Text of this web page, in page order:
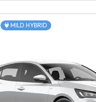
MILD HYBRID